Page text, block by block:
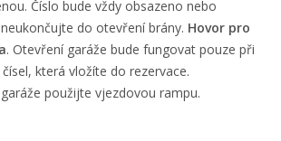
Číslo bude vždy obsazeno nebo
do otevření brány. Hovor pro
. Otevření garáže bude fungovat pouze při
která vložíte do rezervace.
použijte vjezdovou rampu.